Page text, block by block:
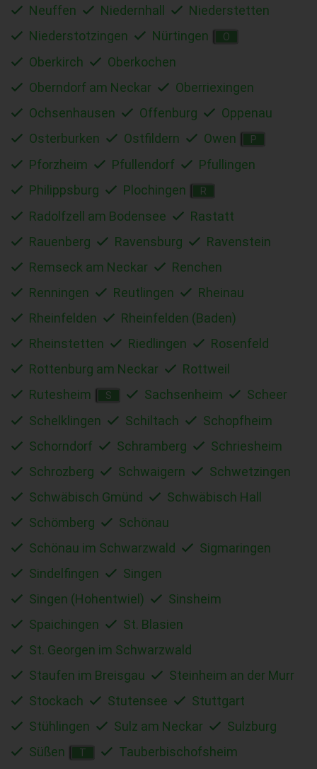
Neuffen
Niedernhall
Niederstetten
Niederstotzingen
Nürtingen O
Oberkirch
Oberkochen
Oberndorf am Neckar
Oberriexingen
Ochsenhausen
Offenburg
Oppenau
Osterburken
Ostfildern Owen P
Pforzheim Pfullendorf
Pfullingen
Philippsburg
Plochingen R
Radolfzell am Bodensee
Rastatt
Rauenberg
Ravensburg
Ravenstein
Remseck am Neckar
Renchen
Renningen
Reutlingen
Rheinau
Rheinfelden
Rheinfelden (Baden)
Rheinstetten
Riedlingen
Rosenfeld
Rottenburg am Neckar
Rottweil
Rutesheim
S Sachsenheim
Scheer
Schelklingen
Schiltach
Schopfheim
Schorndorf
Schramberg
Schriesheim
Schrozberg
Schwaigern
Schwetzingen
Schwäbisch Gmünd
Schwäbisch Hall
Schömberg
Schönau
Schönau im Schwarzwald
Sigmaringen
Sindelfingen
Singen
Singen (Hohentwiel)
Sinsheim
Spaichingen
St. Blasien
St. Georgen im Schwarzwald
Staufen im Breisgau
Steinheim an der Murr
Stockach
Stutensee
Stuttgart
Stühlingen
Sulz am Neckar
Sulzburg
Süßen
T
Tauberbischofsheim